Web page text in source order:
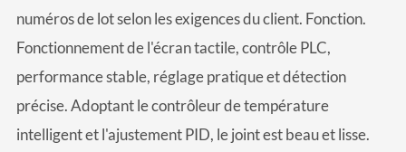
numéros de lot selon les exigences du client. Fonction.
Fonctionnement de l'écran tactile, contrôle PLC,
performance stable, réglage pratique et détection
précise. Adoptant le contrôleur de température
intelligent et l'ajustement PID, le joint est beau et lisse.